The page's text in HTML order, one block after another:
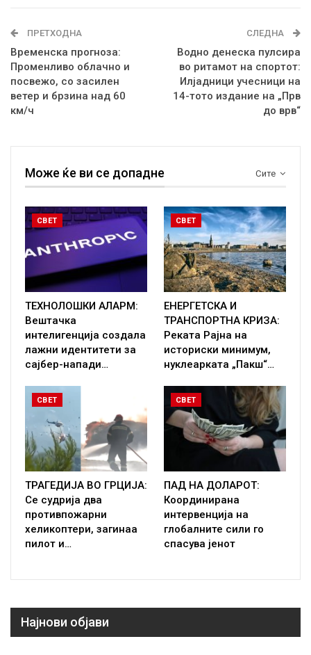
ПРЕТХОДНА
Временска прогноза:
Променливо облачно и
посвежо, со засилен
ветер и брзина над 60
км/ч
СЛЕДНА
Водно денеска пулсира
во ритамот на спортот:
Илјадници учесници на
14-тото издание на „Прв
до врв“
Сите
Може ќе ви се допадне
СВЕТ
ТЕХНОЛОШКИ АЛАРМ:
Вештачка
интелигенција создала
лажни идентитети за
сајбер-напади…
СВЕТ
ЕНЕРГЕТСКА И
ТРАНСПОРТНА КРИЗА:
Реката Рајна на
историски минимум,
нуклеарката „Пакш“…
СВЕТ
ТРАГЕДИЈА ВО ГРЦИЈА:
Се судрија два
противпожарни
хеликоптери, загинаа
пилот и…
СВЕТ
ПАД НА ДОЛАРОТ:
Координирана
интервенција на
глобалните сили го
спасува јенот
Најнови објави